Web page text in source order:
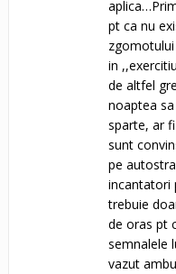
pt ca nu
in
de altfel
noaptea
sparte, ar
sunt
pe
incantatori
trebuie
de oras pt
semnalele
vazut